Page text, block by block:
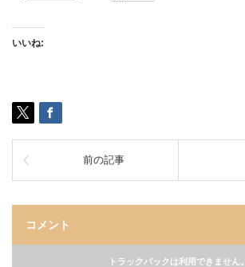
いいね:
前の記事
コメント
トラックバックは利用できません。